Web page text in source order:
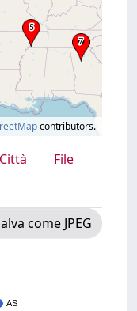
contributors.
Città
File
come JPEG
AS